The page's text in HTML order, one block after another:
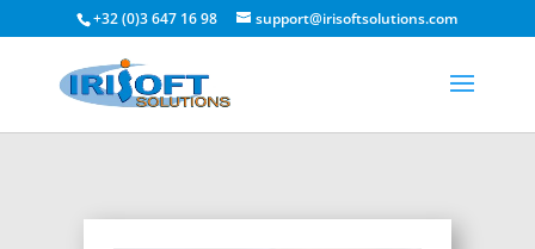
+32 (0)3 647 16 98 support@irisoftsolutions.com